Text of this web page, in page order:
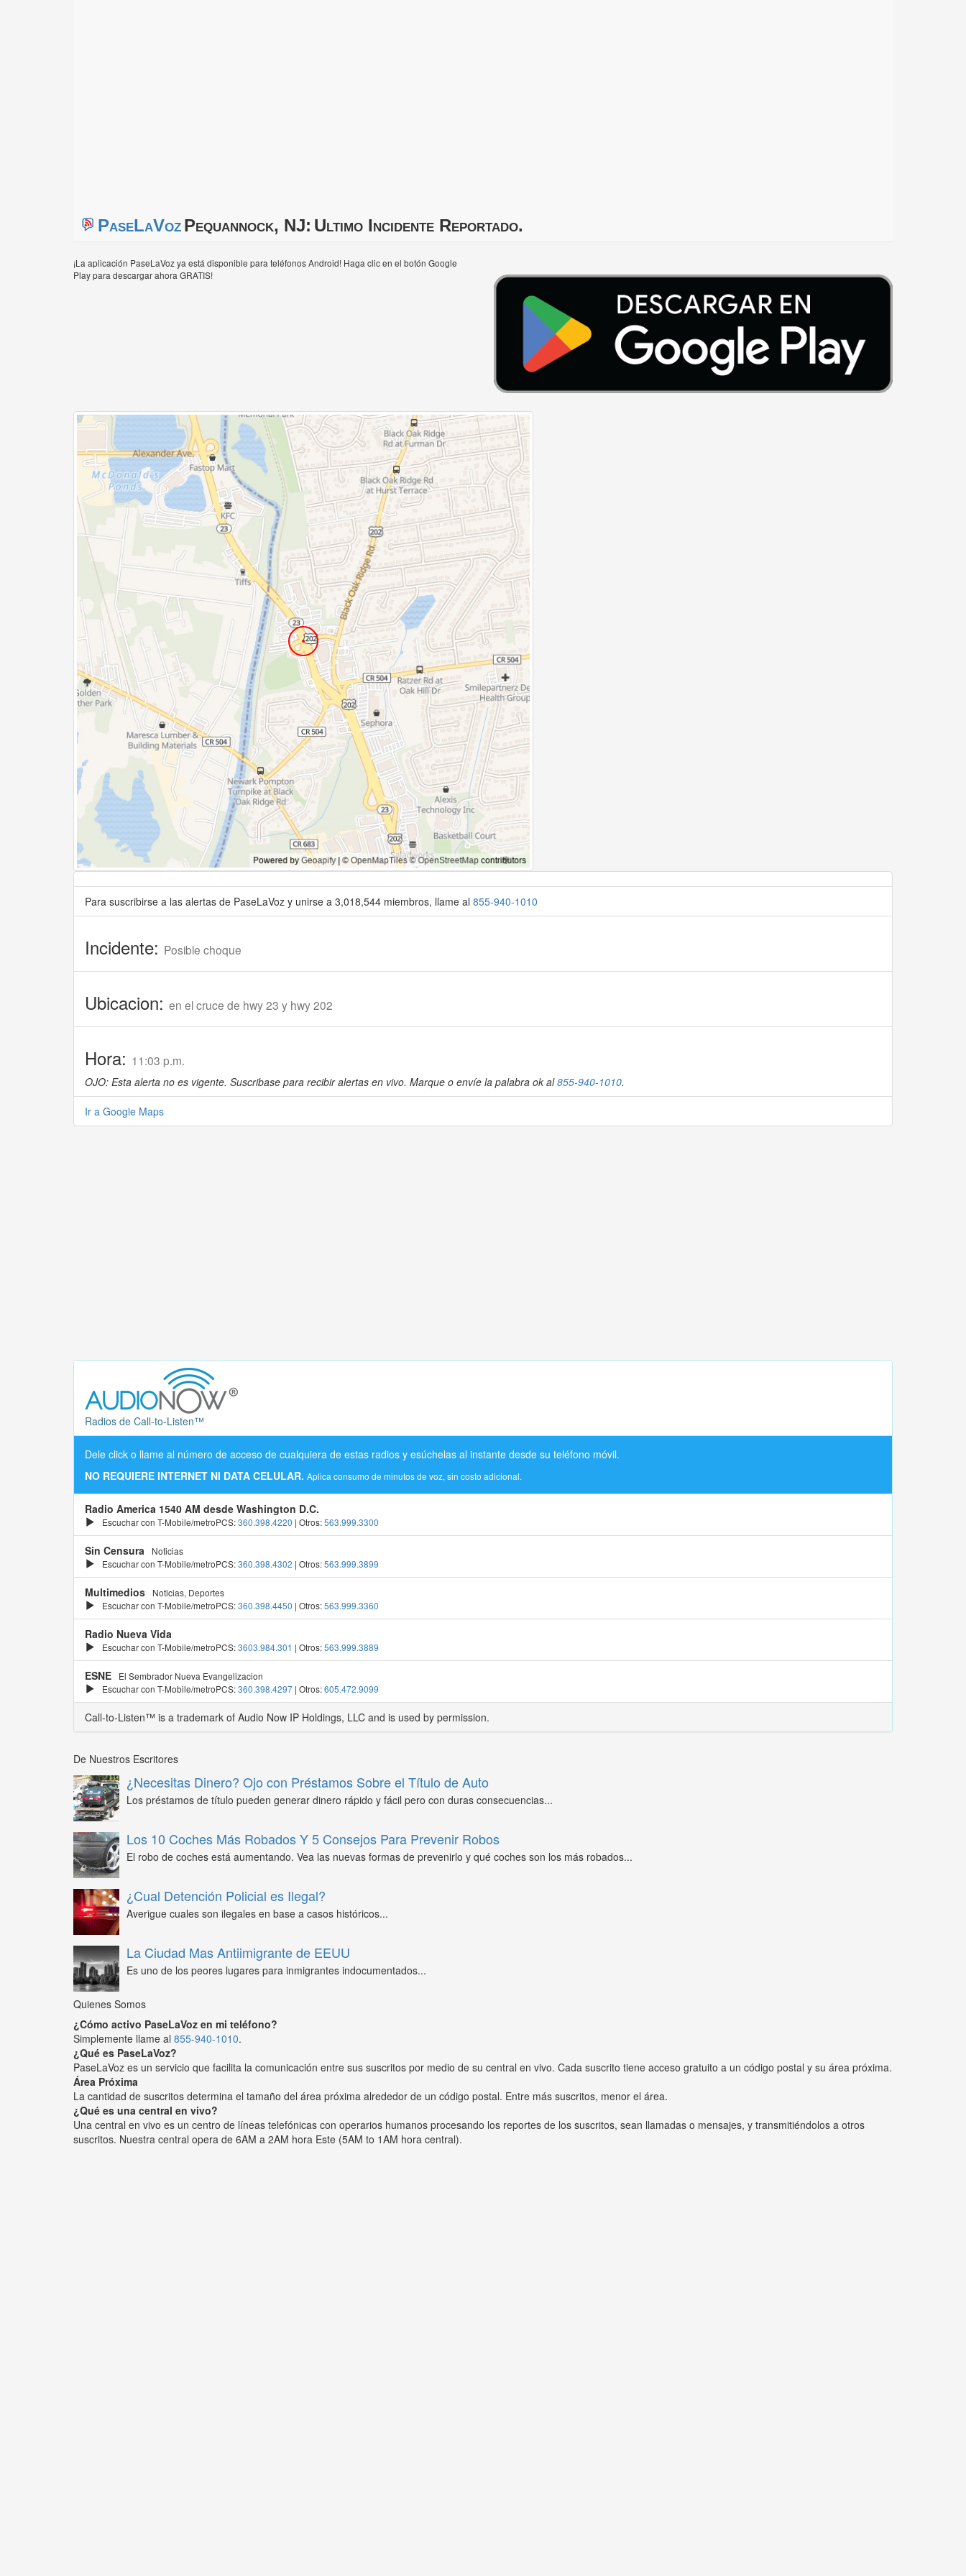
PaseLaVozPequannock, NJ: Ultimo Incidente Reportado.
¡La aplicación PaseLaVoz ya está disponible para teléfonos Android! Haga clic en el botón Google
Play para descargar ahora GRATIS!
Para suscribirse a las alertas de PaseLaVoz y unirse a 3,018,544 miembros, llame al 855-940-1010
Incidente: Posible choque
Ubicacion: en el cruce de hwy 23 y hwy 202
Hora: 11:03 p.m.
OJO: Esta alerta no es vigente. Suscribase para recibir alertas en vivo. Marque o envíe la palabra ok al855-940-1010.
Ir a Google Maps
Radios de Call-to-Listen™
Dele click o llame al número de acceso de cualquiera de estas radios y esúchelas al instante desde su teléfono móvil.
NO REQUIERE INTERNET NI DATA CELULAR. Aplica consumo de minutos de voz, sin costo adicional.
Radio America 1540 AM desde Washington D.C.
Escuchar con T-Mobile/metroPCS:360.398.4220 | Otros:563.999.3300
Sin Censura
Noticias
Escuchar con T-Mobile/metroPCS:360.398.4302 | Otros:563.999.3899
Multimedios
Noticias, Deportes
Escuchar con T-Mobile/metroPCS:360.398.4450 | Otros:563.999.3360
Radio Nueva Vida
Escuchar con T-Mobile/metroPCS:3603.984.301 | Otros:563.999.3889
ESNE
El Sembrador Nueva Evangelizacion
Escuchar con T-Mobile/metroPCS:360.398.4297 | Otros:605.472.9099
Call-to-Listen™ is a trademark of Audio Now IP Holdings, LLC and is used by permission.
De Nuestros Escritores
¿Necesitas Dinero? Ojo con Préstamos Sobre el Título de Auto
Los préstamos de título pueden generar dinero rápido y fácil pero con duras consecuencias...
Los 10 Coches Más Robados Y 5 Consejos Para Prevenir Robos
El robo de coches está aumentando. Vea las nuevas formas de prevenirlo y qué coches son los más robados...
¿Cual Detención Policial es Ilegal?
Averigue cuales son ilegales en base a casos históricos...
La Ciudad Mas Antiimigrante de EEUU
Es uno de los peores lugares para inmigrantes indocumentados...
Quienes Somos
¿Cómo activo PaseLaVoz en mi teléfono?
Simplemente llame al 855-940-1010.
¿Qué es PaseLaVoz?
PaseLaVoz es un servicio que facilita la comunicación entre sus suscritos por medio de su central en vivo. Cada suscrito tiene acceso gratuito a un código postal y su área próxima.
Área Próxima
La cantidad de suscritos determina el tamaño del área próxima alrededor de un código postal. Entre más suscritos, menor el área.
¿Qué es una central en vivo?
Una central en vivo es un centro de líneas telefónicas con operarios humanos procesando los reportes de los suscritos, sean llamadas o mensajes, y transmitiéndolos a otros
suscritos. Nuestra central opera de 6AM a 2AM hora Este (5AM to 1AM hora central).